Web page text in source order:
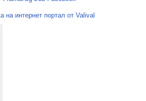
на интернет портал от Valival